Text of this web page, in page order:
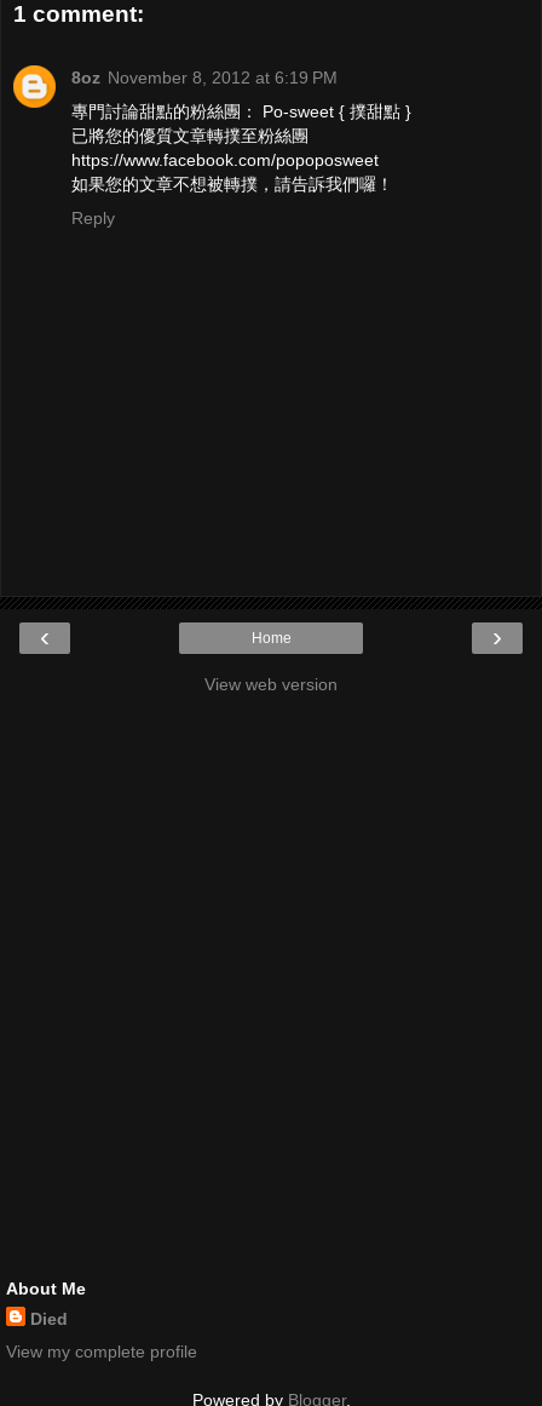
1 comment:
8oz November 8, 2012 at 6:19 PM
專門討論甜點的粉絲團： Po-sweet { 撲甜點 }
已將您的優質文章轉撲至粉絲團
https://www.facebook.com/popoposweet
如果您的文章不想被轉撲，請告訴我們囉！
Reply
‹ ›
Home
View web version
About Me
Died
View my complete profile
Powered by Blogger.